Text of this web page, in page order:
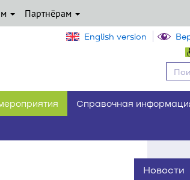
Партнёрам
English version
Справочная
Новости